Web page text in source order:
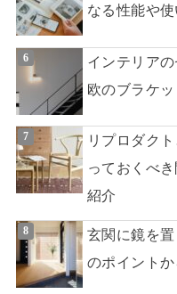
なる性能や
インテリア
欧のブラケ
リプロダク
っておくべ
紹介
玄関に鏡を
のポイント